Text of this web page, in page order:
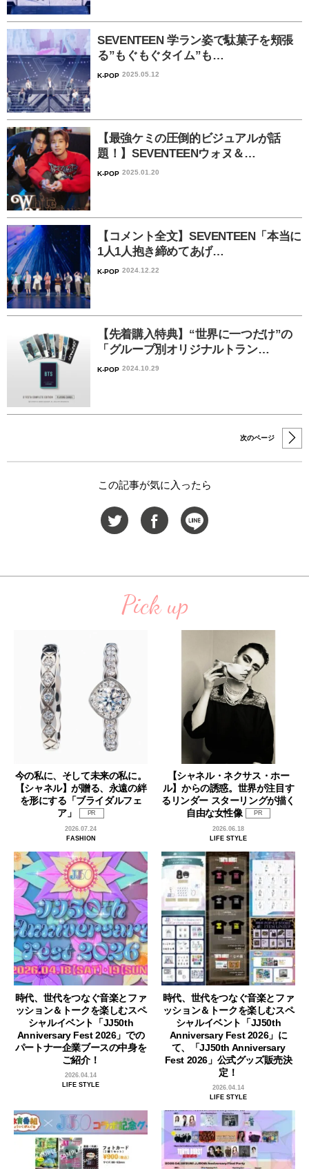
SEVENTEEN 学ラン姿で駄菓子を頬張
る”もぐもぐタイム”も…
K-POP 2025.05.12
【最強ケミの圧倒的ビジュアルが話
題！】SEVENTEENウォヌ＆…
K-POP 2025.01.20
【コメント全文】SEVENTEEN「本当に
1人1人抱き締めてあげ…
K-POP 2024.12.22
【先着購入特典】“世界に一つだけ”の
「グループ別オリジナルトラン…
K-POP 2024.10.29
次のページ
この記事が気に入ったら
Pick up
今の私に、そして未来の私に。
【シャネル】が贈る、永遠の絆
を形にする「ブライダルフェ
ア」
PR
2026.07.24
FASHION
【シャネル・ネクサス・ホー
ル】からの誘惑。世界が注目す
るリンダー スターリングが描く
自由な女性像
PR
2026.06.18
LIFE STYLE
時代、世代をつなぐ音楽とファ
ッション＆トークを楽しむスペ
シャルイベント「JJ50th
Anniversary Fest 2026」での
パートナー企業ブースの中身を
ご紹介！
2026.04.14
LIFE STYLE
時代、世代をつなぐ音楽とファ
ッション＆トークを楽しむスペ
シャルイベント「JJ50th
Anniversary Fest 2026」に
て、「JJ50th Anniversary
Fest 2026」公式グッズ販売決
定！
2026.04.14
LIFE STYLE